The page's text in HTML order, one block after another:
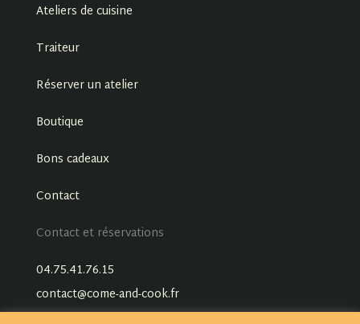
Ateliers de cuisine
Traiteur
Réserver un atelier
Boutique
Bons cadeaux
Contact
Contact et réservations
04.75.41.76.15
contact@come-and-cook.fr